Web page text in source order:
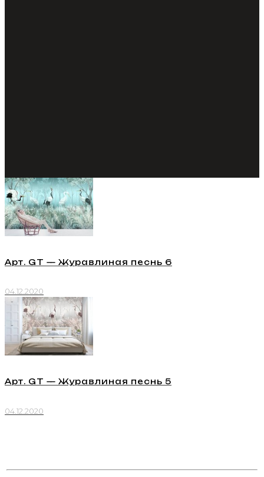
Арт. GT — Журавлиная песнь 6
04.12.2020
Арт. GT — Журавлиная песнь 5
04.12.2020